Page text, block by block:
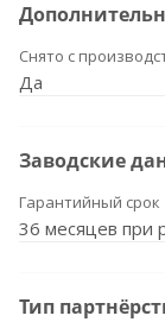
Снято с
Да
Заводские
Гарантийный срок
36 месяцев при
Тип